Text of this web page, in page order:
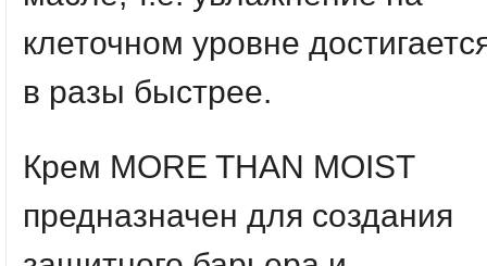
клеточном уровне
в разы быстрее.
Крем MORE THAN MOIST
предназначен для создания